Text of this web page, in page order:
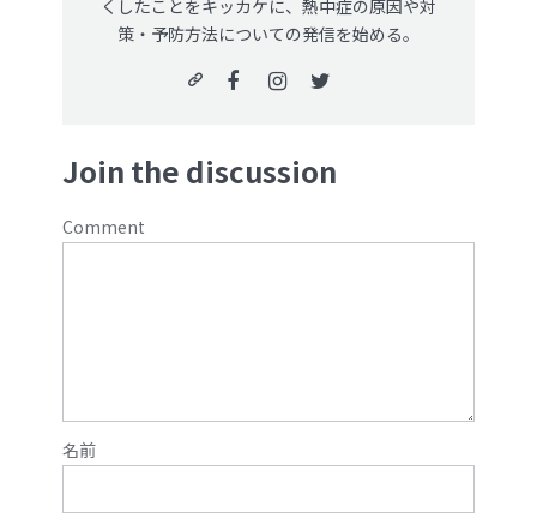
くしたことをキッカケに、熱中症の原因や対
策・予防方法についての発信を始める。
Join the discussion
Comment
名前